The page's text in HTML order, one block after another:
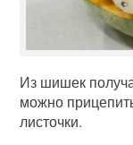
Из шишек
можно
листочки.